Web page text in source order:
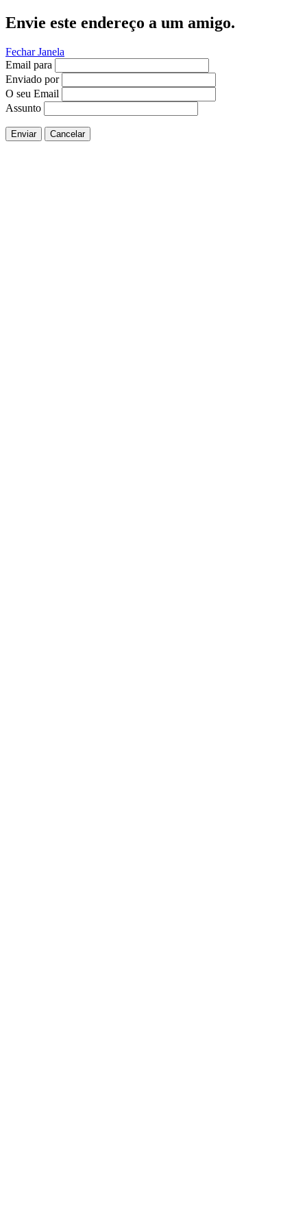
Envie este endereço a um amigo.
Fechar Janela
Email para
Enviado por
O seu Email
Assunto
Enviar Cancelar